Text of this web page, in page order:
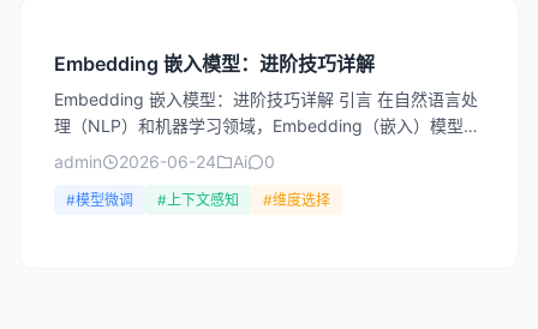
Embedding 嵌入模型：进阶技巧详解
Embedding 嵌入模型：进阶技巧详解 引言 在自然语言处
理（NLP）和机器学习领域，Embedding（嵌入）模型早
已成为核心技术之一。从早期的Word2...
admin 2026-06-24 Ai 0
#模型微调 #上下文感知 #维度选择